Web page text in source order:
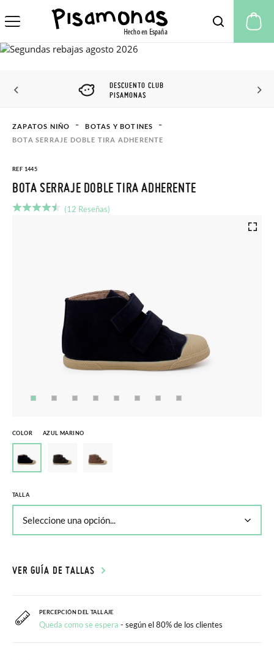
DESCUENTO CLUB
PISAMONAS
ZAPATOS NIÑO
BOTAS Y BOTINES
BOTA SERRAJE DOBLE TIRA ADHERENTE
REF 1445
BOTA SERRAJE DOBLE TIRA ADHERENTE
(12 Reseñas)
COLOR AZUL MARINO
TALLA
VER GUÍA DE TALLAS
PERCEPCIÓN DEL TALLAJE
Queda como se espera - según el 80% de los clientes